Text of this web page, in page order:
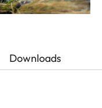
Downloads